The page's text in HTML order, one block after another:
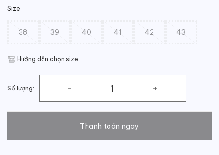
Size
38 39 40 41 42 43
Hướng dẫn chọn size
Số lượng:
Giày tây nam da bò số lượng
Thanh toán ngay